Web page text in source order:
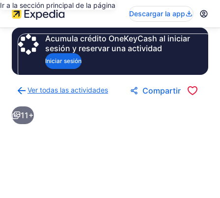
Ir a la sección principal de la página
Descargar la app
Acumula crédito OneKeyCash al iniciar
sesión y reservar una actividad
Iniciar sesión
Ver todas las actividades
a
la
página
Compartir
11+